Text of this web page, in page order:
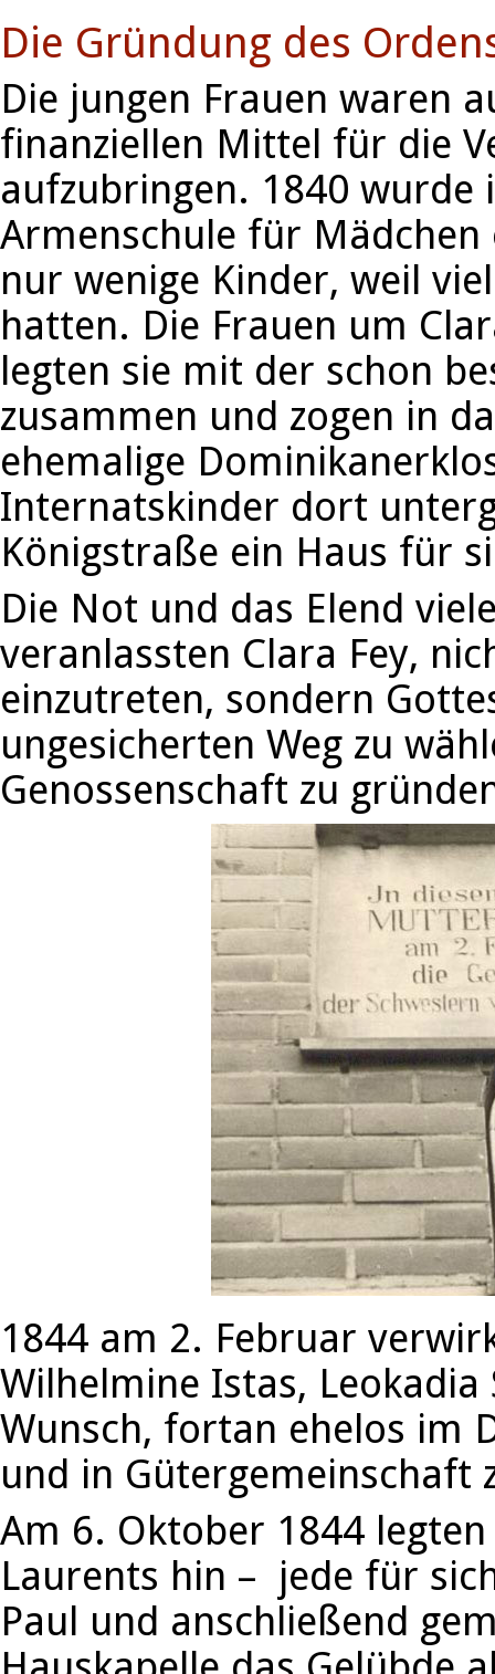
Die Gründung des
Die jungen Frauen waren
finanziellen Mittel für die
aufzubringen. 1840 wurde
Armenschule für
nur wenige Kinder, weil
hatten. Die Frauen um
legten sie mit der schon
zusammen und zogen in
ehemalige
Internatskinder dort
Königstraße ein Haus für
Die Not und das Elend
veranlassten Clara Fey,
einzutreten, sondern
ungesicherten Weg zu
Genossenschaft zu
1844 am 2. Februar
Wilhelmine Istas,
Wunsch, fortan ehelos im
und in Gütergemeinschaft
Am 6. Oktober 1844
Laurents hin – jede für
Paul und anschließend